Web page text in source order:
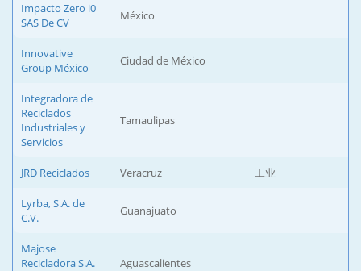
Impacto Zero i0
SAS De CV
México
Innovative
Group México
Ciudad de México
Integradora de
Reciclados
Industriales y
Servicios
Tamaulipas
JRD Reciclados Veracruz 工业
Lyrba, S.A. de
C.V.
Guanajuato
Majose
Recicladora S.A.
Aguascalientes